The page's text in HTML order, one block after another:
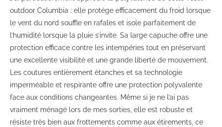
outdoor Columbia : elle protège efficacement du froid lorsque
le vent du nord souffle en rafales et isole parfaitement de
l’humidité lorsque la pluie s’invite. Sa large capuche offre une
protection efficace contre les intempéries tout en préservant
une excellente visibilité et une grande liberté de mouvement.
Les coutures entièrement étanches et sa technologie
imperméable et respirante offre une protection polyvalente
face aux conditions changeantes. Même si je ne l’ai pas
vraiment ménagé lors de mes sorties, elle est robuste et
résiste très bien aux frottements comme aux étirements, ce